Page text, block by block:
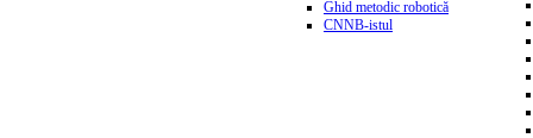
Ghid metodic robotică
CNNB-istul